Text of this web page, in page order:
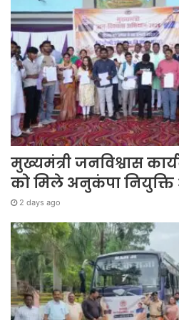
मुख्यमंत्री जनविश्वास
को मिले अनुकंपा
2 days ago